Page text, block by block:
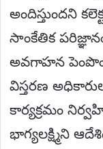
అందిస్తుందని
సాంకేతిక
అవగాహన
విస్తరణ
కార్యక్రమం
భాగ్యలక్ష్మిని